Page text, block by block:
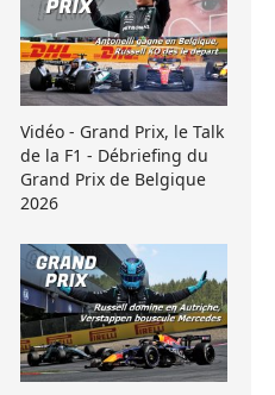
Vidéo - Grand Prix, le Talk
de la F1 - Débriefing du
Grand Prix de Belgique
2026